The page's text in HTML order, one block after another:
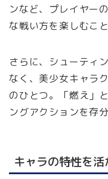
ンなど、プレイヤー
な戦い方を楽しむこ
さらに、シューティ
なく、美少女キャラ
のひとつ。「燃え」
ングアクションを存
キャラの特性を活